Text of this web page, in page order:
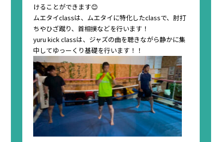
けることができます😊
ムエタイclassは、ムエタイに特化したclassで、肘打
ちやひざ蹴り、首相撲などを行います！
yuru kick classは、ジャズの曲を聴きながら静かに集
中してゆっーくり基礎を行います！！